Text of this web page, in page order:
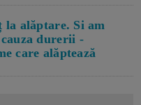
la alăptare. Si am
durerii -
care alăptează